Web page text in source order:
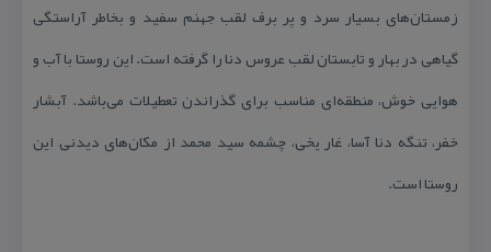
زمستان‌های بسیار سرد و پر برف لقب جهنم سفید و بخاطر آراستگی
گیاهی در بهار و تابستان لقب عروس دنا را گرفته است. این روستا با آب و
هوایی خوش، منطقه‌ای مناسب برای گذراندن تعطیلات می‌باشد. آبشار
خفر، تنگه دنا آسا، غار یخی، چشمه سید محمد از مكان‌های دیدنی این
روستا است.